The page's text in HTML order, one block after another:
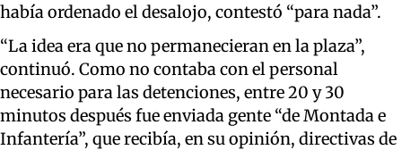
había ordenado el desalojo, contestó “para nada”.
“La idea era que no permanecieran en la plaza”,
continuó. Como no contaba con el personal
necesario para las detenciones, entre 20 y 30
minutos después fue enviada gente “de Montada e
Infantería”, que recibía, en su opinión, directivas de